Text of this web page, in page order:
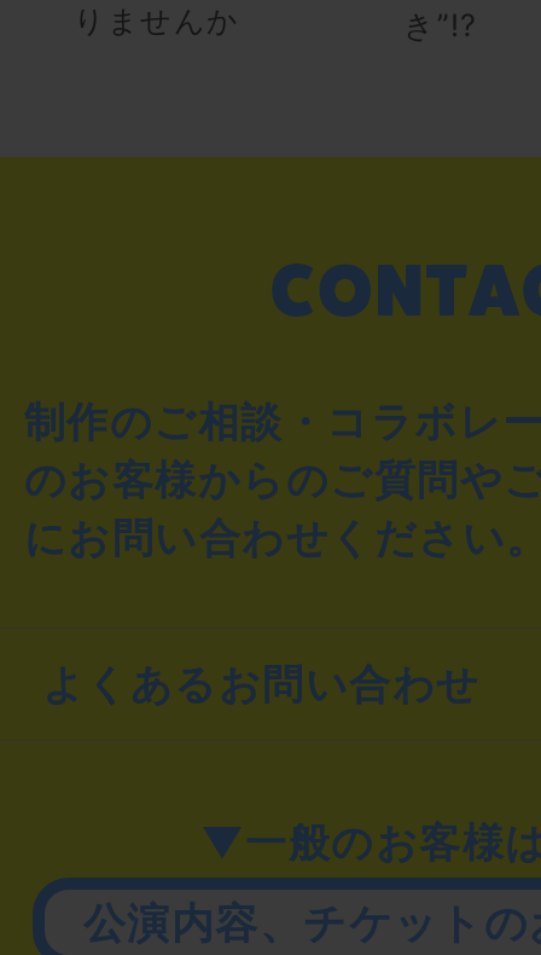
りませんか
き”!?
制作のご相談・コラボレ
のお客様からのご質問や
にお問い合わせください
よくあるお問い合わせ
▼一般のお客様
公演内容、チケット